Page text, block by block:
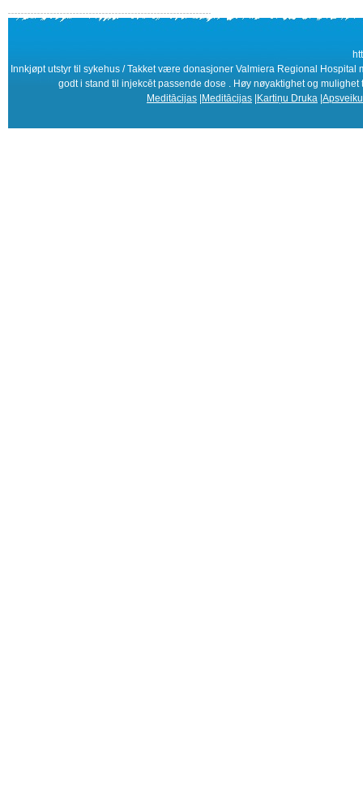
Innkjøpt utstyr til sykehus / Takket være donasjoner Valmiera Regional
godt i stand til injekcēt passende dose . Høy nøyaktighet og
Meditācijas Meditācijas Kartiņu Druka